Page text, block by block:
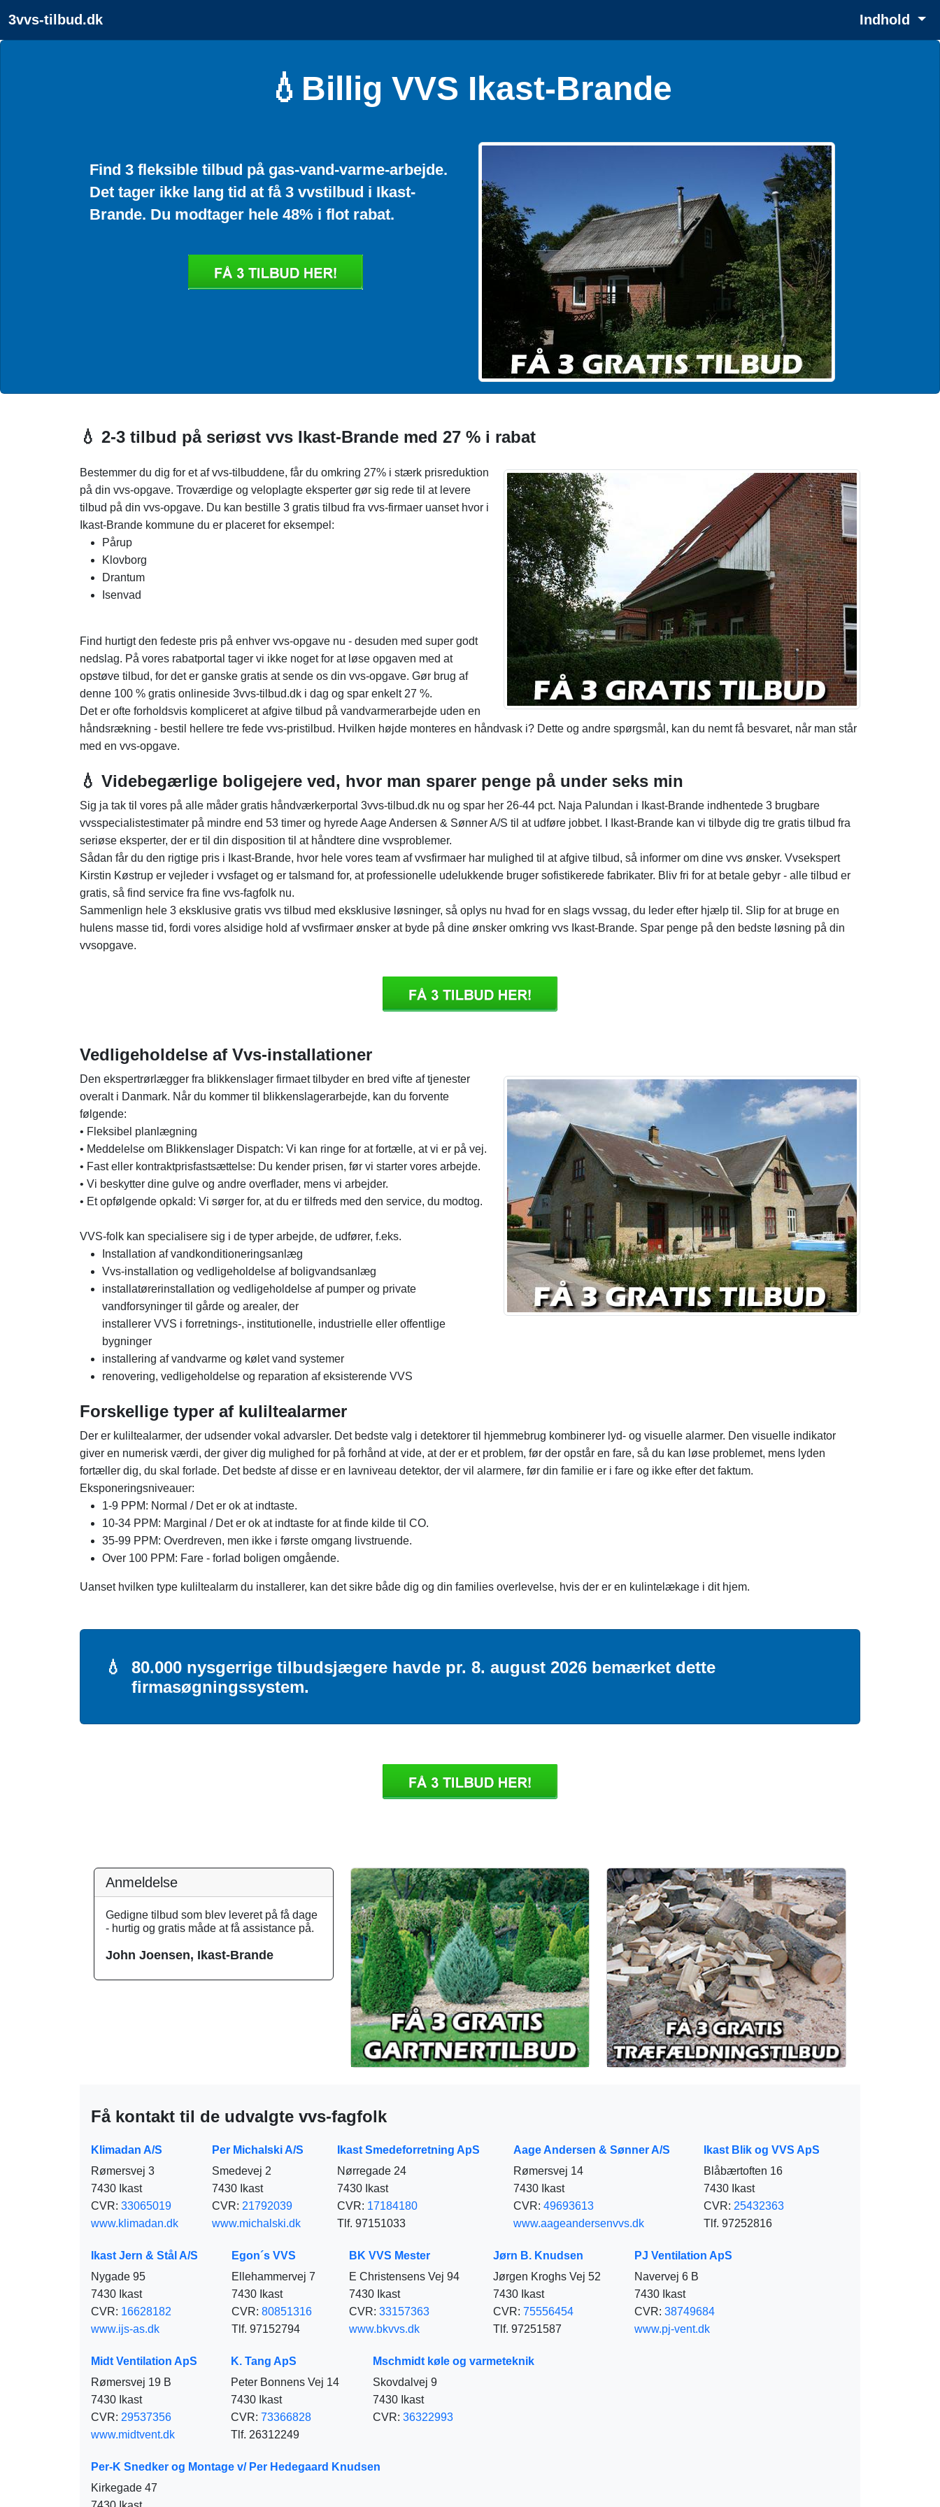
3vvs-tilbud.dk Indhold
💧Billig VVS Ikast-Brande
Find 3 fleksible tilbud på gas-vand-varme-arbejde.
Det tager ikke lang tid at få 3 vvstilbud i Ikast-
Brande. Du modtager hele 48% i flot rabat.
💧 2-3 tilbud på seriøst vvs Ikast-Brande med 27 % i rabat
Bestemmer du dig for et af vvs-tilbuddene, får du omkring 27% i stærk prisreduktion
på din vvs-opgave. Troværdige og veloplagte eksperter gør sig rede til at levere
tilbud på din vvs-opgave. Du kan bestille 3 gratis tilbud fra vvs-firmaer uanset hvor i
Ikast-Brande kommune du er placeret for eksempel:
Pårup
Klovborg
Drantum
Isenvad
Find hurtigt den fedeste pris på enhver vvs-opgave nu - desuden med super godt
nedslag. På vores rabatportal tager vi ikke noget for at løse opgaven med at
opstøve tilbud, for det er ganske gratis at sende os din vvs-opgave. Gør brug af
denne 100 % gratis onlineside 3vvs-tilbud.dk i dag og spar enkelt 27 %.
Det er ofte forholdsvis kompliceret at afgive tilbud på vandvarmerarbejde uden en
håndsrækning - bestil hellere tre fede vvs-pristilbud. Hvilken højde monteres en håndvask i? Dette og andre spørgsmål, kan du nemt få besvaret, når man står
med en vvs-opgave.
💧 Videbegærlige boligejere ved, hvor man sparer penge på under seks min
Sig ja tak til vores på alle måder gratis håndværkerportal 3vvs-tilbud.dk nu og spar her 26-44 pct. Naja Palundan i Ikast-Brande indhentede 3 brugbare
vvsspecialistestimater på mindre end 53 timer og hyrede Aage Andersen & Sønner A/S til at udføre jobbet. I Ikast-Brande kan vi tilbyde dig tre gratis tilbud fra
seriøse eksperter, der er til din disposition til at håndtere dine vvsproblemer.
Sådan får du den rigtige pris i Ikast-Brande, hvor hele vores team af vvsfirmaer har mulighed til at afgive tilbud, så informer om dine vvs ønsker. Vvsekspert
Kirstin Køstrup er vejleder i vvsfaget og er talsmand for, at professionelle udelukkende bruger sofistikerede fabrikater. Bliv fri for at betale gebyr - alle tilbud er
gratis, så find service fra fine vvs-fagfolk nu.
Sammenlign hele 3 eksklusive gratis vvs tilbud med eksklusive løsninger, så oplys nu hvad for en slags vvssag, du leder efter hjælp til. Slip for at bruge en
hulens masse tid, fordi vores alsidige hold af vvsfirmaer ønsker at byde på dine ønsker omkring vvs Ikast-Brande. Spar penge på den bedste løsning på din
vvsopgave.
Vedligeholdelse af Vvs-installationer
Den ekspertrørlægger fra blikkenslager firmaet tilbyder en bred vifte af tjenester
overalt i Danmark. Når du kommer til blikkenslagerarbejde, kan du forvente
følgende:
• Fleksibel planlægning
• Meddelelse om Blikkenslager Dispatch: Vi kan ringe for at fortælle, at vi er på vej.
• Fast eller kontraktprisfastsættelse: Du kender prisen, før vi starter vores arbejde.
• Vi beskytter dine gulve og andre overflader, mens vi arbejder.
• Et opfølgende opkald: Vi sørger for, at du er tilfreds med den service, du modtog.
VVS-folk kan specialisere sig i de typer arbejde, de udfører, f.eks.
Installation af vandkonditioneringsanlæg
Vvs-installation og vedligeholdelse af boligvandsanlæg
installatørerinstallation og vedligeholdelse af pumper og private
vandforsyninger til gårde og arealer, der
installerer VVS i forretnings-, institutionelle, industrielle eller offentlige
bygninger
installering af vandvarme og kølet vand systemer
renovering, vedligeholdelse og reparation af eksisterende VVS
Forskellige typer af kuliltealarmer
Der er kuliltealarmer, der udsender vokal advarsler. Det bedste valg i detektorer til hjemmebrug kombinerer lyd- og visuelle alarmer. Den visuelle indikator
giver en numerisk værdi, der giver dig mulighed for på forhånd at vide, at der er et problem, før der opstår en fare, så du kan løse problemet, mens lyden
fortæller dig, du skal forlade. Det bedste af disse er en lavniveau detektor, der vil alarmere, før din familie er i fare og ikke efter det faktum.
Eksponeringsniveauer:
1-9 PPM: Normal / Det er ok at indtaste.
10-34 PPM: Marginal / Det er ok at indtaste for at finde kilde til CO.
35-99 PPM: Overdreven, men ikke i første omgang livstruende.
Over 100 PPM: Fare - forlad boligen omgående.
Uanset hvilken type kuliltealarm du installerer, kan det sikre både dig og din families overlevelse, hvis der er en kulintelækage i dit hjem.
💧 80.000 nysgerrige tilbudsjægere havde pr. 8. august 2026 bemærket dette
firmasøgningssystem.
Anmeldelse
Gedigne tilbud som blev leveret på få dage
- hurtig og gratis måde at få assistance på.
John Joensen, Ikast-Brande
Få kontakt til de udvalgte vvs-fagfolk
Klimadan A/S
Rømersvej 3
7430 Ikast
CVR: 33065019
www.klimadan.dk
Per Michalski A/S
Smedevej 2
7430 Ikast
CVR: 21792039
www.michalski.dk
Ikast Smedeforretning ApS
Nørregade 24
7430 Ikast
CVR: 17184180
Tlf. 97151033
Aage Andersen & Sønner A/S
Rømersvej 14
7430 Ikast
CVR: 49693613
www.aageandersenvvs.dk
Ikast Blik og VVS ApS
Blåbærtoften 16
7430 Ikast
CVR: 25432363
Tlf. 97252816
Ikast Jern & Stål A/S
Nygade 95
7430 Ikast
CVR: 16628182
www.ijs-as.dk
Egon´s VVS
Ellehammervej 7
7430 Ikast
CVR: 80851316
Tlf. 97152794
BK VVS Mester
E Christensens Vej 94
7430 Ikast
CVR: 33157363
www.bkvvs.dk
Jørn B. Knudsen
Jørgen Kroghs Vej 52
7430 Ikast
CVR: 75556454
Tlf. 97251587
PJ Ventilation ApS
Navervej 6 B
7430 Ikast
CVR: 38749684
www.pj-vent.dk
Midt Ventilation ApS
Rømersvej 19 B
7430 Ikast
CVR: 29537356
www.midtvent.dk
K. Tang ApS
Peter Bonnens Vej 14
7430 Ikast
CVR: 73366828
Tlf. 26312249
Mschmidt køle og varmeteknik
Skovdalvej 9
7430 Ikast
CVR: 36322993
Per-K Snedker og Montage v/ Per Hedegaard Knudsen
Kirkegade 47